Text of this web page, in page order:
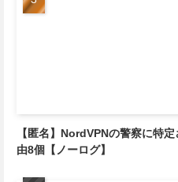
【匿名】NordVPNの警察に特
由8個【ノーログ】